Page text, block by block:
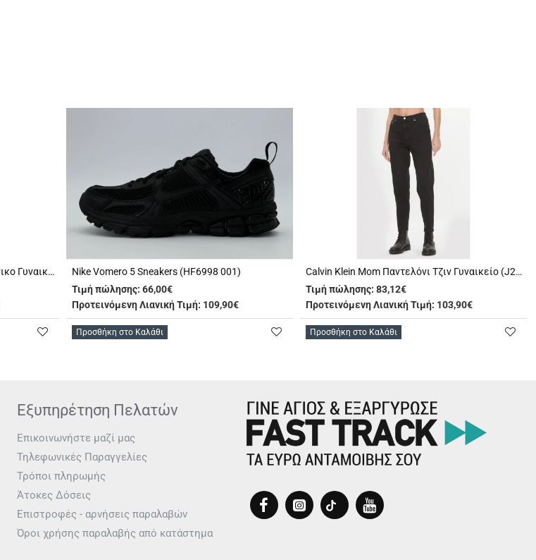
Nike Sportswear Crop Top Μακρυμάνικο Γυναικείο (HF9507 010)
Nike Vomero 5 Sneakers (HF6998 001)
Τιμή πώλησης: 66,00€
Προτεινόμενη Λιανική Τιμή: 109,90€
Προσθήκη στο Καλάθι
Calvin Klein Mom Παντελόνι Τζιν Γυναικείο (J20J221659 1BY)
Τιμή πώλησης: 83,12€
Προτεινόμενη Λιανική Τιμή: 103,90€
Προσθήκη στο Καλάθι
Εξυπηρέτηση Πελατών
Επικοινωνήστε μαζί μας
Τηλεφωνικές Παραγγελίες
Τρόποι πληρωμής
Άτοκες Δόσεις
Επιστροφές - αρνήσεις παραλαβών
Όροι χρήσης παραλαβής από κατάστημα